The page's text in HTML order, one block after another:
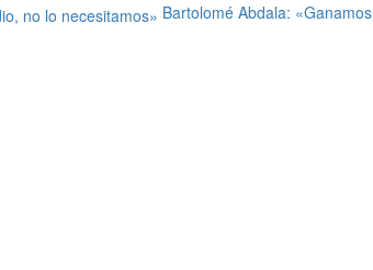
Bartolomé Abdala: